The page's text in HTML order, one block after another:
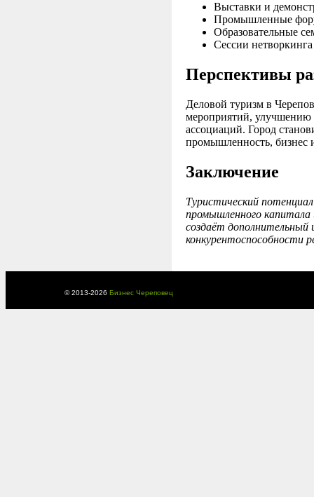
Выставки и
Промышленные
Образовательные
Сессии
Перспективы
Деловой туризм в
мероприятий, улучшению
ассоциаций. Город
промышленность, бизнес
Заключение
Туристический
промышленного
создаёт дополнительный
конкурентоспособности
© 2013-2026 Бизнес Череповец